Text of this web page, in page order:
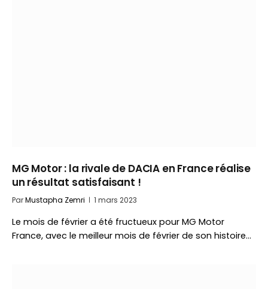
MG Motor : la rivale de DACIA en France réalise
un résultat satisfaisant !
ParMustapha Zemri 1 mars 2023
Le mois de février a été fructueux pour MG Motor
France, avec le meilleur mois de février de son histoire…